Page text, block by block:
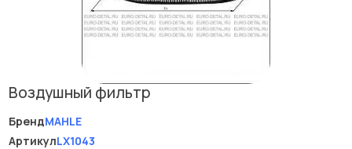
Воздушный фильтр
БрендMAHLE
АртикулLX1043